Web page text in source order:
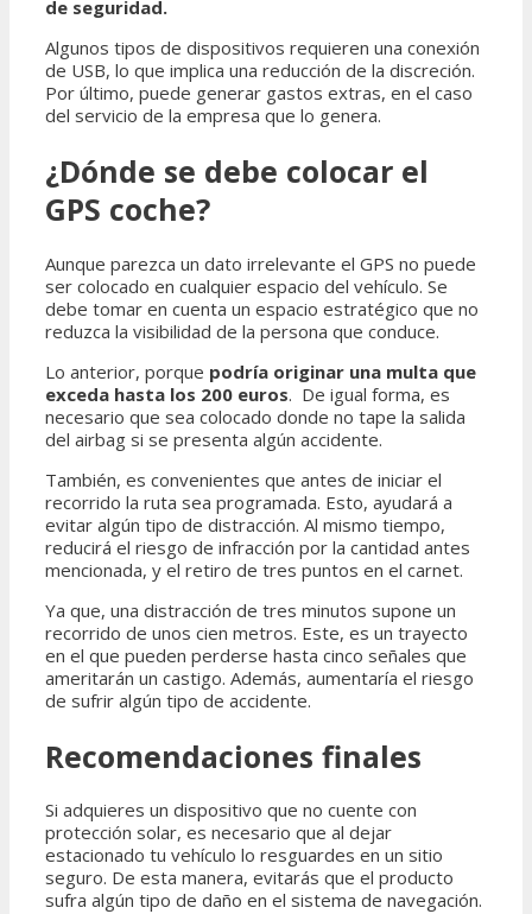
de seguridad.
Algunos tipos de dispositivos requieren una conexión
de USB, lo que implica una reducción de la discreción.
Por último, puede generar gastos extras, en el caso
del servicio de la empresa que lo genera.
¿Dónde se debe colocar el
GPS coche?
Aunque parezca un dato irrelevante el GPS no puede
ser colocado en cualquier espacio del vehículo. Se
debe tomar en cuenta un espacio estratégico que no
reduzca la visibilidad de la persona que conduce.
Lo anterior, porque podría originar una multa que
exceda hasta los 200 euros. De igual forma, es
necesario que sea colocado donde no tape la salida
del airbag si se presenta algún accidente.
También, es convenientes que antes de iniciar el
recorrido la ruta sea programada. Esto, ayudará a
evitar algún tipo de distracción. Al mismo tiempo,
reducirá el riesgo de infracción por la cantidad antes
mencionada, y el retiro de tres puntos en el carnet.
Ya que, una distracción de tres minutos supone un
recorrido de unos cien metros. Este, es un trayecto
en el que pueden perderse hasta cinco señales que
ameritarán un castigo. Además, aumentaría el riesgo
de sufrir algún tipo de accidente.
Recomendaciones finales
Si adquieres un dispositivo que no cuente con
protección solar, es necesario que al dejar
estacionado tu vehículo lo resguardes en un sitio
seguro. De esta manera, evitarás que el producto
sufra algún tipo de daño en el sistema de navegación.